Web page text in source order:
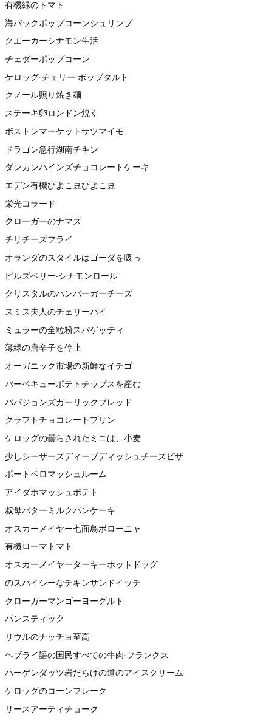
有機緑のトマト
海パックポップコーンシュリンプ
クエーカーシナモン生活
チェダーポップコーン
ケロッグ·チェリー·ポップタルト
クノール照り焼き麺
ステーキ卵ロンドン焼く
ボストンマーケットサツマイモ
ドラゴン急行湖南チキン
ダンカンハインズチョコレートケーキ
エデン有機ひよこ豆ひよこ豆
栄光コラード
クローガーのナマズ
チリチーズフライ
オランダのスタイルはゴーダを吸っ
ピルズベリー·シナモンロール
クリスタルのハンバーガーチーズ
スミス夫人のチェリーパイ
ミュラーの全粒粉スパゲッティ
薄緑の唐辛子を停止
オーガニック市場の新鮮なイチゴ
バーベキューポテトチップスを産む
パパジョンズガーリックブレッド
クラフトチョコレートプリン
ケロッグの曇らされたミニは、小麦
少しシーザーズディープディッシュチーズピザ
ポートベロマッシュルーム
アイダホマッシュポテト
叔母バターミルクパンケーキ
オスカーメイヤー七面鳥ボローニャ
有機ローマトマト
オスカーメイヤーターキーホットドッグ
のスパイシーなチキンサンドイッチ
クローガーマンゴーヨーグルト
パンスティック
リウルのナッチョ至高
ヘブライ語の国民すべての牛肉·フランクス
ハーゲンダッツ岩だらけの道のアイスクリーム
ケロッグのコーンフレーク
リースアーティチョーク